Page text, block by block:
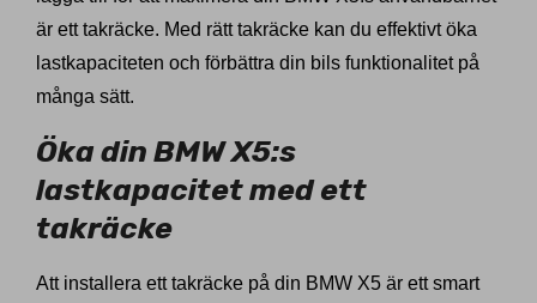
är ett takräcke. Med rätt takräcke kan du effektivt öka
lastkapaciteten och förbättra din bils funktionalitet på
många sätt.
Öka din BMW X5:s
lastkapacitet med ett
takräcke
Att installera ett takräcke på din BMW X5 är ett smart